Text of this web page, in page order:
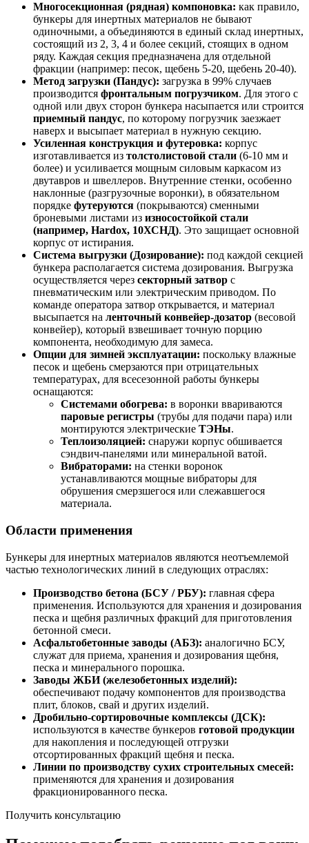
Многосекционная (рядная) компоновка: как правило,
бункеры для инертных материалов не бывают
одиночными, а объединяются в единый склад инертных,
состоящий из 2, 3, 4 и более секций, стоящих в одном
ряду. Каждая секция предназначена для отдельной
фракции (например: песок, щебень 5-20, щебень 20-40).
Метод загрузки (Пандус): загрузка в 99% случаев
производится фронтальным погрузчиком. Для этого с
одной или двух сторон бункера насыпается или строится
приемный пандус, по которому погрузчик заезжает
наверх и высыпает материал в нужную секцию.
Усиленная конструкция и футеровка: корпус
изготавливается из толстолистовой стали (6-10 мм и
более) и усиливается мощным силовым каркасом из
двутавров и швеллеров. Внутренние стенки, особенно
наклонные (разгрузочные воронки), в обязательном
порядке футеруются (покрываются) сменными
броневыми листами из износостойкой стали
(например, Hardox, 10ХСНД). Это защищает основной
корпус от истирания.
Система выгрузки (Дозирование): под каждой секцией
бункера располагается система дозирования. Выгрузка
осуществляется через секторный затвор с
пневматическим или электрическим приводом. По
команде оператора затвор открывается, и материал
высыпается на ленточный конвейер-дозатор (весовой
конвейер), который взвешивает точную порцию
компонента, необходимую для замеса.
Опции для зимней эксплуатации: поскольку влажные
песок и щебень смерзаются при отрицательных
температурах, для всесезонной работы бункеры
оснащаются:
Системами обогрева: в воронки ввариваются
паровые регистры (трубы для подачи пара) или
монтируются электрические ТЭНы.
Теплоизоляцией: снаружи корпус обшивается
сэндвич-панелями или минеральной ватой.
Вибраторами: на стенки воронок
устанавливаются мощные вибраторы для
обрушения смерзшегося или слежавшегося
материала.
Области применения
Бункеры для инертных материалов являются неотъемлемой
частью технологических линий в следующих отраслях:
Производство бетона (БСУ / РБУ): главная сфера
применения. Используются для хранения и дозирования
песка и щебня различных фракций для приготовления
бетонной смеси.
Асфальтобетонные заводы (АБЗ): аналогично БСУ,
служат для приема, хранения и дозирования щебня,
песка и минерального порошка.
Заводы ЖБИ (железобетонных изделий):
обеспечивают подачу компонентов для производства
плит, блоков, свай и других изделий.
Дробильно-сортировочные комплексы (ДСК):
используются в качестве бункеров готовой продукции
для накопления и последующей отгрузки
отсортированных фракций щебня и песка.
Линии по производству сухих строительных смесей:
применяются для хранения и дозирования
фракционированного песка.
Получить консультацию